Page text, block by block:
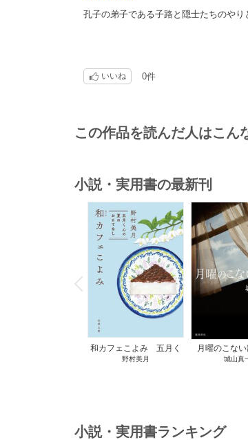
孔子の弟子である子路と隠士たちのや
いいね 0件
この作品を読んだ人はこん
小説・実用書の最新刊
P
r
e
v
i
o
u
和カフェこよみ 五月く
んの夏のおもてなし 1巻
野村美月
月曜のこな
城山真
小説・実用書ランキング